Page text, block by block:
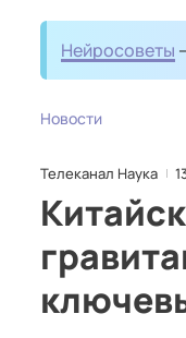
Нейросоветы
Новости
Телеканал Наука